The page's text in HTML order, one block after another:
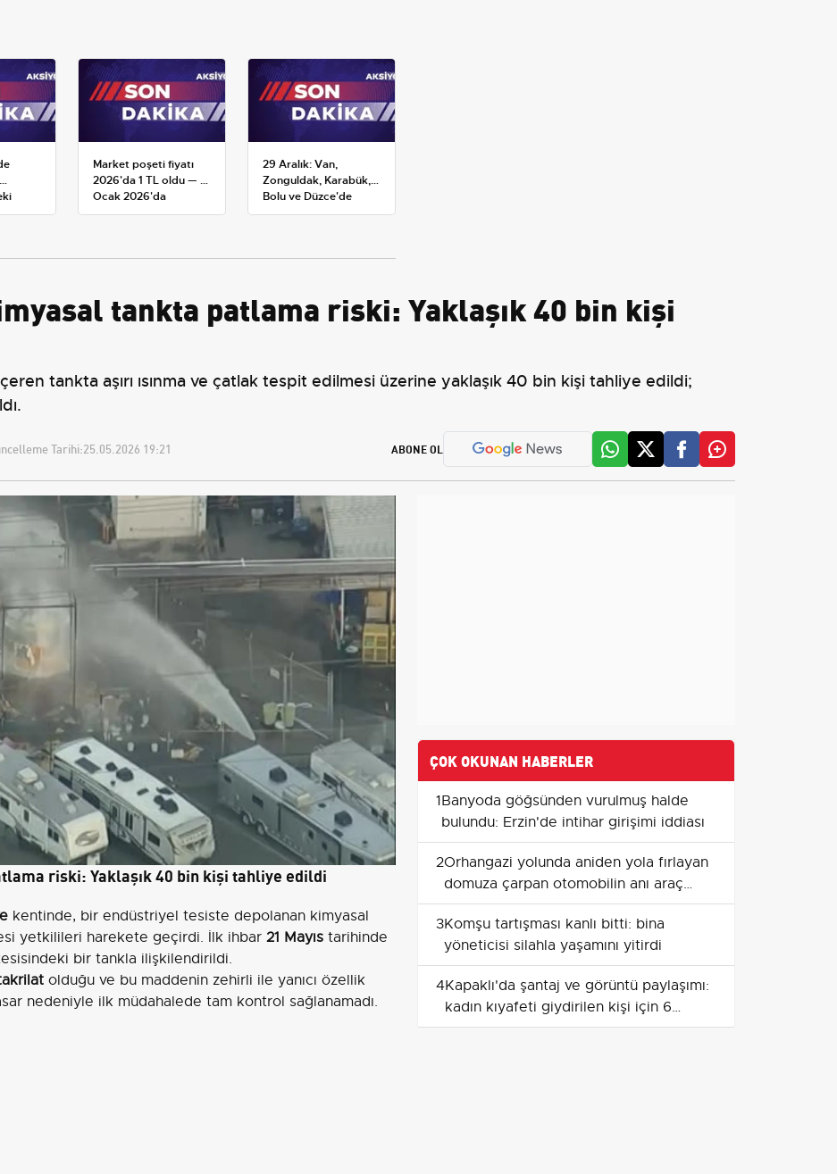
Market poşeti fiyatı
2026'da 1 TL oldu — 1
Ocak 2026'da
yürürlüğe giren tarife
29 Aralık: Van,
Zonguldak, Karabük,
Bolu ve Düzce'de
okullar tatil —
tankta patlama riski: Yaklaşık 40 bin kişi
tankta aşırı ısınma ve çatlak tespit edilmesi üzerine yaklaşık 40 bin kişi tahliye edildi;
Tarihi:25.05.2026 19:21 ABONE OL
riski: Yaklaşık 40 bin kişi tahliye edildi
kentinde, bir endüstriyel tesiste depolanan kimyasal
yetkilileri harekete geçirdi. İlk ihbar 21 Mayıs tarihinde
bir tankla ilişkilendirildi.
olduğu ve bu maddenin zehirli ile yanıcı özellik
nedeniyle ilk müdahalede tam kontrol sağlanamadı.
ÇOK OKUNAN HABERLER
1Banyoda göğsünden vurulmuş halde
bulundu: Erzin'de intihar girişimi iddiası
2Orhangazi yolunda aniden yola fırlayan
domuza çarpan otomobilin anı araç
kamerasında
3Komşu tartışması kanlı bitti: bina
yöneticisi silahla yaşamını yitirdi
4Kapaklı'da şantaj ve görüntü paylaşımı:
kadın kıyafeti giydirilen kişi için 6
tutuklama